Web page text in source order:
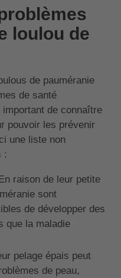
loulou de
de pauméranie
de santé
de connaître
pouvoir les prévenir
une liste non
:
En raison de leur petite
sont
de développer des
que la maladie
pelage épais peut
de peau,